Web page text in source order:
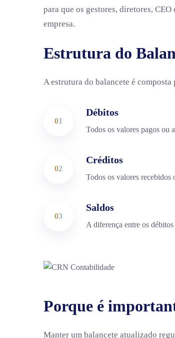
para que os gestores, diretores,
empresa.
Estrutura do
A estrutura do balancete é
01
Débitos
Todos os valores pagos ou
02
Créditos
Todos os valores recebidos
03
Saldos
A diferença entre os
Porque é
Manter um balancete atualizado
Seg – Sex: 9h às 13h e das 14h às 18h
Política de Cookies
Política da Qualidade